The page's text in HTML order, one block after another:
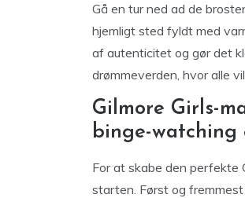
Gå en tur ned ad de
hjemligt sted fyldt med
af autenticitet og gør det
drømmeverden, hvor alle
Gilmore Girls-
binge-watching
For at skabe den
starten. Først og